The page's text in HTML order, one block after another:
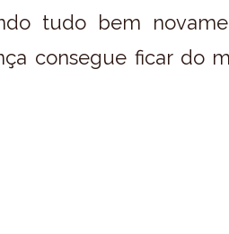
tudo bem
consegue ficar do